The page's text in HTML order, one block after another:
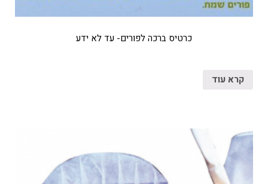
כרטיס ברכה לפורים- עד לא ידע
קרא עוד